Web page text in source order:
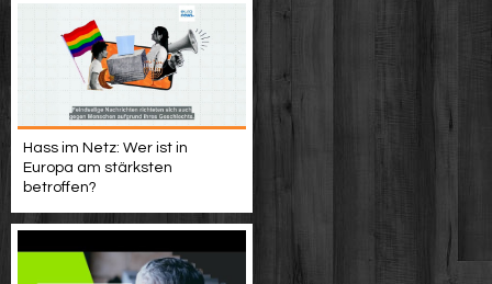
Hass im Netz: Wer ist in
Europa am stärksten
betroffen?